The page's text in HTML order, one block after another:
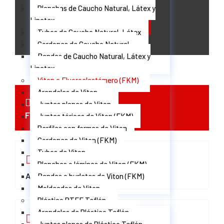
Planchas de Caucho Natural, Látex y
Linatex
Tubos de Caucho Natural, Látex
Cordones de Caucho Natural
Bandas de Caucho Natural, Látex y
Linatex
Viton o Fluoroelastómero (FKM)
Arandelas de Viton
Juntas planas de Viton
Juntas tóricas de Viton (FKM)
Perfiles con formas de Viton
Cordones de Viton (FKM)
Tubos de Viton
Planchas o láminas de Viton (FKM)
Bandas o burletes de Viton (FKM)
Moldeados de Viton
Plástico PTFE Teflón
Arandelas de Plástico Teflón
Deseo que me llamen
Ficha Técnica Viton (FKM)
Arandelas de Viton (FKM)